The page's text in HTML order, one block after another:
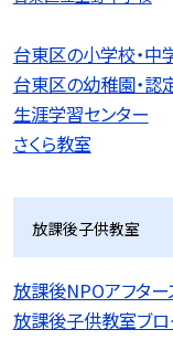
台東区の小学校・中
台東区の幼稚園・認
生涯学習センター
さくら教室
放課後子供教室
放課後NPOアフター
放課後子供教室ブロ